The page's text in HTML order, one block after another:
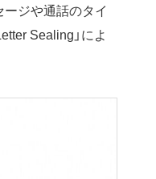
ージや通話のタイ
Sealing」によ